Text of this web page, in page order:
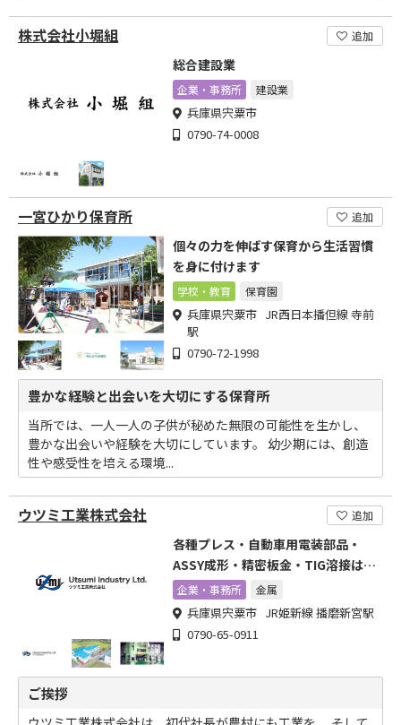
株式会社小堀組 追加
総合建設業
企業・事務所 建設業
兵庫県宍粟市
0790-74-0008
一宮ひかり保育所 追加
個々の力を伸ばす保育から生活習慣
を身に付けます
学校・教育 保育園
兵庫県宍粟市 JR西日本播但線 寺前
駅
0790-72-1998
豊かな経験と出会いを大切にする保育所
当所では、一人一人の子供が秘めた無限の可能性を生かし、
豊かな出会いや経験を大切にしています。 幼少期には、創造
性や感受性を培える環境...
ウツミ工業株式会社 追加
各種プレス・自動車用電装部品・
ASSY成形・精密板金・TIG溶接はお
任せ下さい。
企業・事務所 金属
兵庫県宍粟市 JR姫新線 播磨新宮駅
0790-65-0911
ご挨拶